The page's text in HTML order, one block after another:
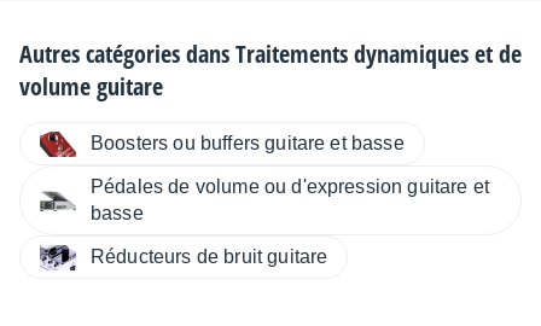
Autres catégories dansTraitements dynamiques et de
volume guitare
Boosters ou buffers guitare et basse
Pédales de volume ou d'expression guitare et
basse
Réducteurs de bruit guitare